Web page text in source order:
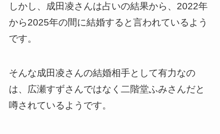
しかし、成田凌さんは占いの結果から、2022年
から2025年の間に結婚すると言われているよう
です。
そんな成田凌さんの結婚相手として有力なの
は、広瀬すずさんではなく二階堂ふみさんだと
噂されているようです。